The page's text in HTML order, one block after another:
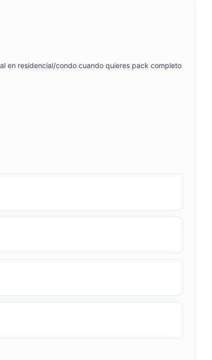
en residencial/condo cuando quieres pack completo